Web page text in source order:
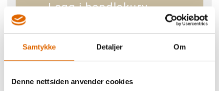
Samtykke Detaljer Om
Denne nettsiden anvender cookies
Kjøp
2På lager